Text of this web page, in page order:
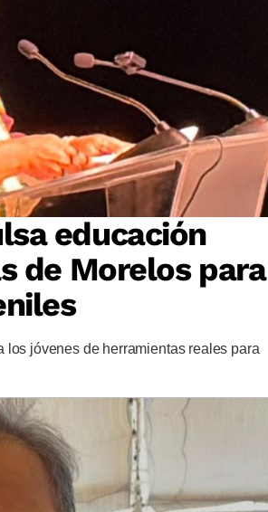
educación
de Morelos para
los jóvenes de herramientas reales para